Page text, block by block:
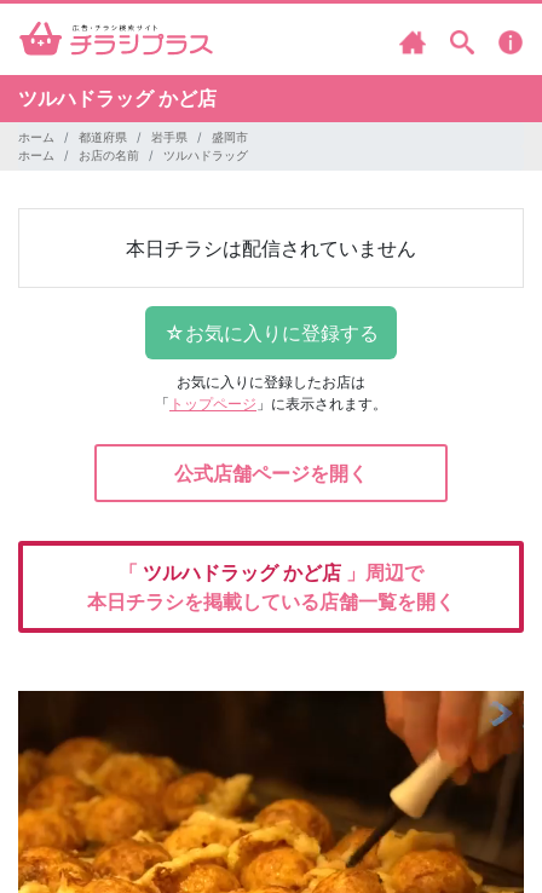
ツルハドラッグかど店
ホーム 都道府県 岩手県
盛岡市
ホーム
お店の名前 ツルハドラッグ
本日チラシは配信されていません
お気に入りに登録したお店は
「 トップページ 」に表示されます。
公式店舗ページを開く
「 ツルハドラッグかど店 」周辺で
本日チラシを掲載している店舗一覧を開く